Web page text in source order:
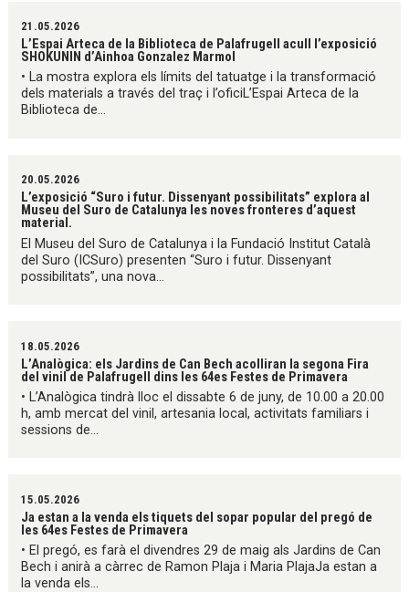
21.05.2026
L’Espai Arteca de la Biblioteca de Palafrugell acull l’exposició
SHOKUNIN d’Ainhoa Gonzalez Marmol
• La mostra explora els límits del tatuatge i la transformació
dels materials a través del traç i l’oficiL’Espai Arteca de la
Biblioteca de...
20.05.2026
L’exposició “Suro i futur. Dissenyant possibilitats” explora al
Museu del Suro de Catalunya les noves fronteres d’aquest
material.
El Museu del Suro de Catalunya i la Fundació Institut Català
del Suro (ICSuro) presenten “Suro i futur. Dissenyant
possibilitats”, una nova...
18.05.2026
L’Analògica: els Jardins de Can Bech acolliran la segona Fira
del vinil de Palafrugell dins les 64es Festes de Primavera
• L’Analògica tindrà lloc el dissabte 6 de juny, de 10.00 a 20.00
h, amb mercat del vinil, artesania local, activitats familiars i
sessions de...
15.05.2026
Ja estan a la venda els tiquets del sopar popular del pregó de
les 64es Festes de Primavera
• El pregó, es farà el divendres 29 de maig als Jardins de Can
Bech i anirà a càrrec de Ramon Plaja i Maria PlajaJa estan a
la venda els...